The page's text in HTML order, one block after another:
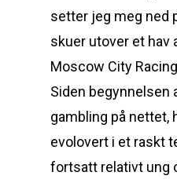
setter jeg meg ned
skuer utover et hav
Moscow City
Siden begynnelsen
gambling på nettet,
evolovert i et raskt
fortsatt relativt ung